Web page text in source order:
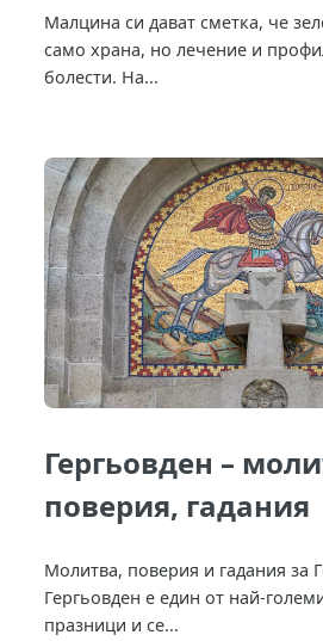
Малцина си дават сметка, че
само храна, но лечение и
болести. На...
Гергьовден –
поверия, гадания
Молитва, поверия и гадания за
Гергьовден е един от най-
празници и се...